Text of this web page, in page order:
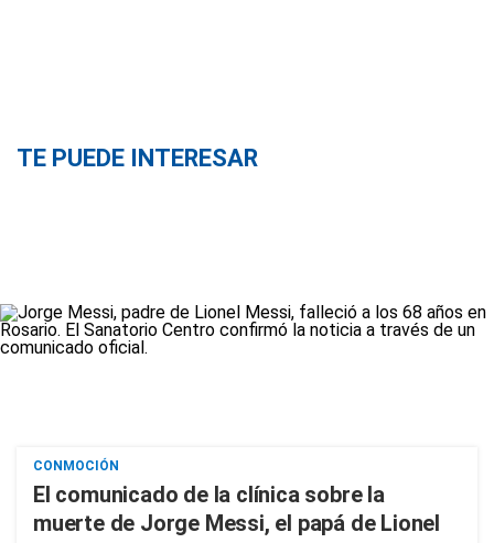
TE PUEDE INTERESAR
CONMOCIÓN
El comunicado de la clínica sobre la
muerte de Jorge Messi, el papá de Lionel